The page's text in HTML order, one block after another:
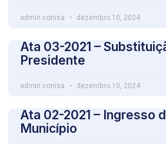
admin.conisa dezembro 10, 2024
Ata 03-2021 –
Presidente
admin.conisa dezembro 10, 2024
Ata 02-2021 – Ingresso
Município